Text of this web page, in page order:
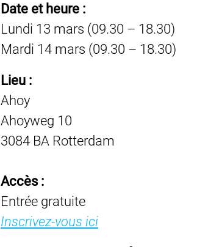
Date et heure :
Lundi 13 mars (09.30 – 18.30)
Mardi 14 mars (09.30 – 18.30)
Lieu :
Ahoy
Ahoyweg 10
3084 BA Rotterdam
Accès :
Entrée gratuite
Inscrivez-vous ici